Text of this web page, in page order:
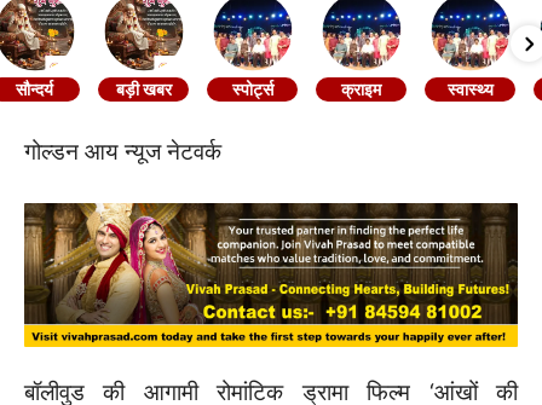
सौन्दर्य बड़ी खबर स्पोर्ट्स क्राइम स्वास्थ्य
गोल्डन आय न्यूज नेटवर्क
बॉलीवुड की आगामी रोमांटिक ड्रामा फिल्म ‘आंखों की